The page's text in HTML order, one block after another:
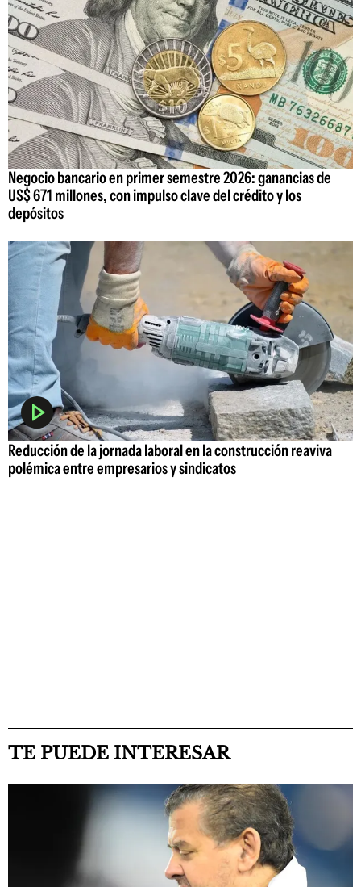
Negocio bancario en primer semestre 2026: ganancias de
US$ 671 millones, con impulso clave del crédito y los
depósitos
Reducción de la jornada laboral en la construcción reaviva
polémica entre empresarios y sindicatos
TE PUEDE INTERESAR